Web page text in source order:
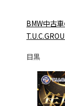
BMW中古
目黒